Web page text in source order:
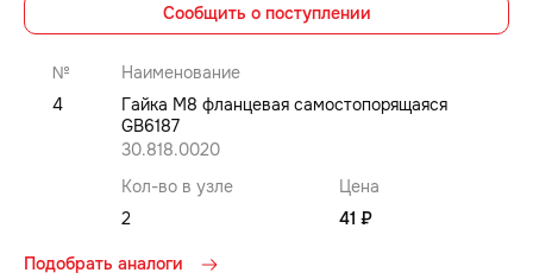
Сообщить о поступлении
№
Наименование
4
Гайка M8 фланцевая самостопорящаяся
GB6187
30.818.0020
Кол-во в узле
Цена
2
41 ₽
Подобрать аналоги